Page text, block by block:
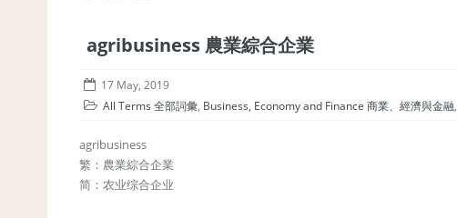
agribusiness 農業綜合企業
17 May, 2019
All Terms 全部詞彙, Business, Economy and Finance 商業、經濟與金融,
agribusiness
繁：農業綜合企業
简：农业综合企业